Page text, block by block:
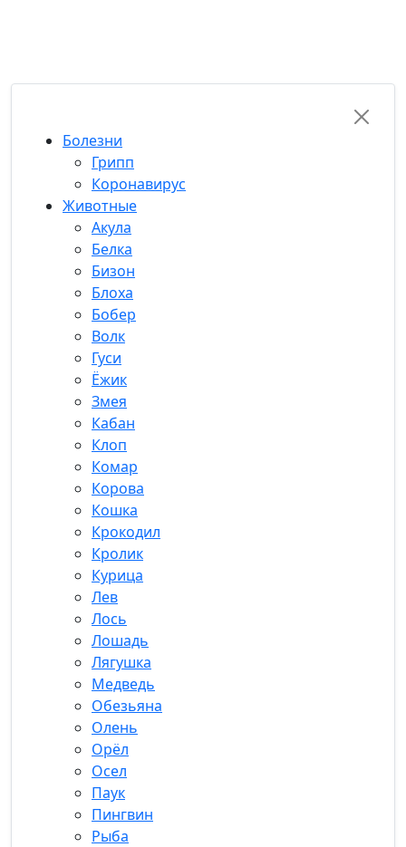
Болезни
Грипп
Коронавирус
Животные
Акула
Белка
Бизон
Блоха
Бобер
Волк
Гуси
Ёжик
Змея
Кабан
Клоп
Комар
Корова
Кошка
Крокодил
Кролик
Курица
Лев
Лось
Лошадь
Лягушка
Медведь
Обезьяна
Олень
Орёл
Осел
Паук
Пингвин
Рыба